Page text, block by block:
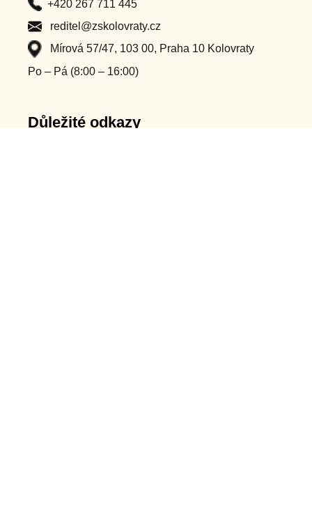
+420 267 711 445
reditel@zskolovraty.cz
Mírová 57/47, 103 00, Praha 10 Kolovraty
Po – Pá (8:00 – 16:00)
Důležité odkazy